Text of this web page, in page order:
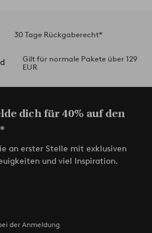
30 Tage Rückgaberecht*
Gilt für normale Pakete über 129
EUR
dich für 40% auf den
an erster Stelle mit exklusiven
und viel Inspiration.
der Anmeldung